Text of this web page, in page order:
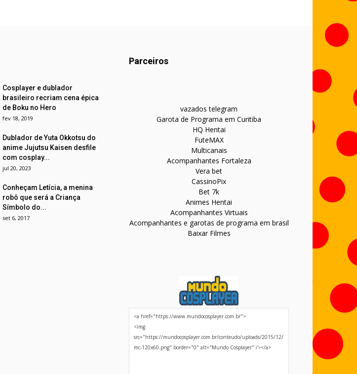
Cosplayer e dublador
brasileiro recriam cena épica
de Boku no Hero
fev 18, 2019
Dublador de Yuta Okkotsu do
anime Jujutsu Kaisen desfile
com cosplay...
jul 20, 2023
Conheçam Letícia, a menina
robô que será a Criança
Símbolo do...
set 6, 2017
Parceiros
vazados telegram
Garota de Programa em Curitiba
HQ Hentai
FuteMAX
Multicanais
Acompanhantes Fortaleza
Vera bet
CassinoPix
Bet 7k
Animes Hentai
Acompanhantes Virtuais
Acompanhantes e garotas de programa em brasil
Baixar Filmes